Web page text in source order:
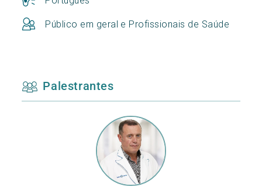
Público em geral e Profissionais de Saúde
Palestrantes